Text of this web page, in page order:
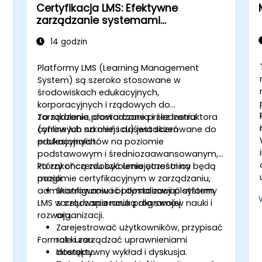
internetowej Drupal 11.
Wykonywać zaplanowane kopie
zapasowe.
Wdrażać wiele wersji strony
mobilne itp.).
Certyfikacja LMS: Efektywne
zarządzanie systemami
14 godzin
Platformy LMS (Learning Management
System) są szeroko stosowane w
środowiskach edukacyjnych,
korporacyjnych i rządowych do
zarządzania, dostarczania i śledzenia
cyfrowych szkoleń i doświadczeń
edukacyjnych.
To szkolenie prowadzone przez instruktora
(online lub na miejscu) jest skierowane do
profesjonalistów na poziomie
podstawowym i średniozaawansowanym,
którzy chcą zdobyć umiejętności na
poziomie certyfikacyjnym w zarządzaniu,
administrowaniu i optymalizacji platformy
LMS w celu wspierania programów nauki i
rozwoju.
Po zakończeniu szkolenia uczestnicy będą
mogli:
Skonfigurować i dostosować system
zarządzania nauką dla swojej
organizacji.
Zarejestrować użytkowników, przypisać
role i zarządzać uprawnieniami
dostępu.
Format kursu
Interaktywny wykład i dyskusja.